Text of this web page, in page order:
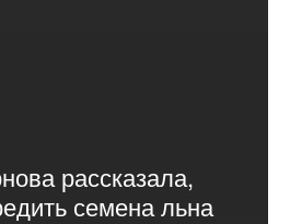
рассказала,
семена льна